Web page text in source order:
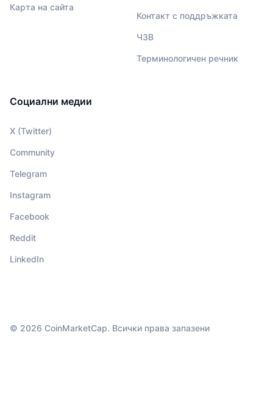
Карта на сайта
Контакт с поддръжката
ЧЗВ
Терминологичен речник
Социални медии
X (Twitter)
Community
Telegram
Instagram
Facebook
Reddit
LinkedIn
© 2026 CoinMarketCap. Всички права запазени